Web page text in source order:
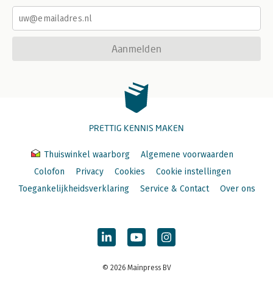
Aanmelden
PRETTIG KENNIS MAKEN
Thuiswinkel waarborg
Algemene voorwaarden
Colofon
Privacy Cookies
Cookie instellingen
Toegankelijkheidsverklaring
Service & Contact Over ons
© 2026 Mainpress BV